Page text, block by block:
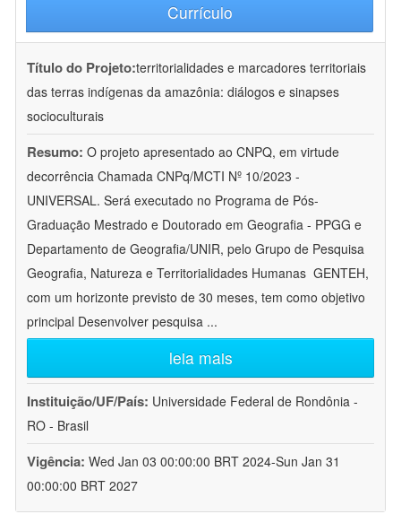
Currículo
Título do Projeto:territorialidades e marcadores territoriais
das terras indígenas da amazônia: diálogos e sinapses
socioculturais
Resumo: O projeto apresentado ao CNPQ, em virtude
decorrência Chamada CNPq/MCTI Nº 10/2023 -
UNIVERSAL. Será executado no Programa de Pós-
Graduação Mestrado e Doutorado em Geografia - PPGG e
Departamento de Geografia/UNIR, pelo Grupo de Pesquisa
Geografia, Natureza e Territorialidades Humanas  GENTEH,
com um horizonte previsto de 30 meses, tem como objetivo
principal Desenvolver pesquisa ...
leia mais
Instituição/UF/País: Universidade Federal de Rondônia -
RO - Brasil
Vigência: Wed Jan 03 00:00:00 BRT 2024-Sun Jan 31
00:00:00 BRT 2027